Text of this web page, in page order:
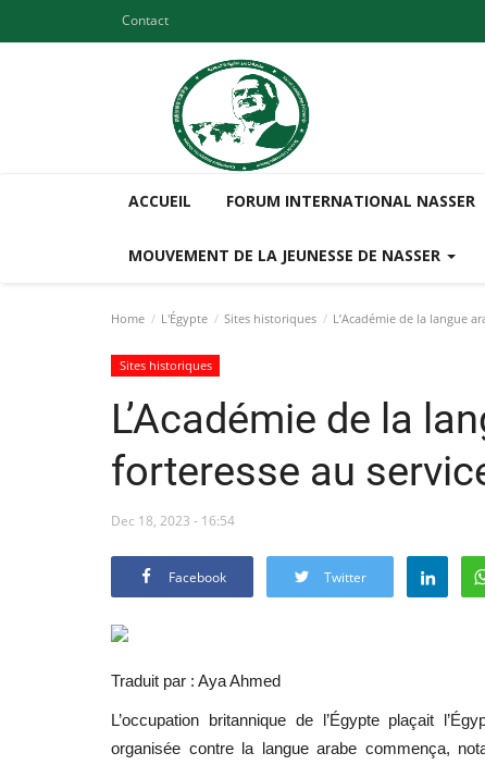
Contact
ACCUEIL FORUM INTERNATIONAL NASSER
MOUVEMENT DE LA JEUNESSE DE NASSER
Home L'Égypte Sites historiques L’Académie de la langue
Sites historiques
L’Académie de la
forteresse au
Dec 18, 2023 - 16:54
Facebook Twitter
Traduit par : Aya Ahmed
L’occupation britannique de l’Égypteplaçait
organisée contre la langue arabe commença,